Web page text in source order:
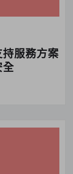
服務方案
全